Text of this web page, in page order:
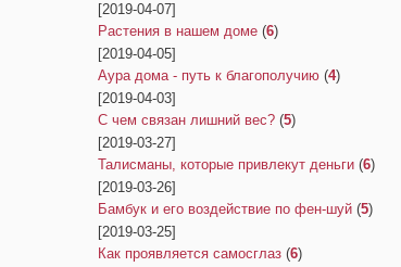
[2019-04-07]
Растения в нашем доме (6)
[2019-04-05]
Аура дома - путь к благополучию (4)
[2019-04-03]
С чем связан лишний вес? (5)
[2019-03-27]
Талисманы, которые привлекут деньги (6)
[2019-03-26]
Бамбук и его воздействие по фен-шуй (5)
[2019-03-25]
Как проявляется самосглаз (6)